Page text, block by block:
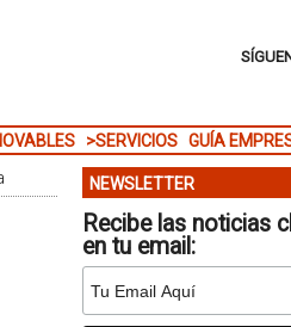
>SERVICIOS GUÍA
NEWSLETTER
Recibe las noticias
en tu email: